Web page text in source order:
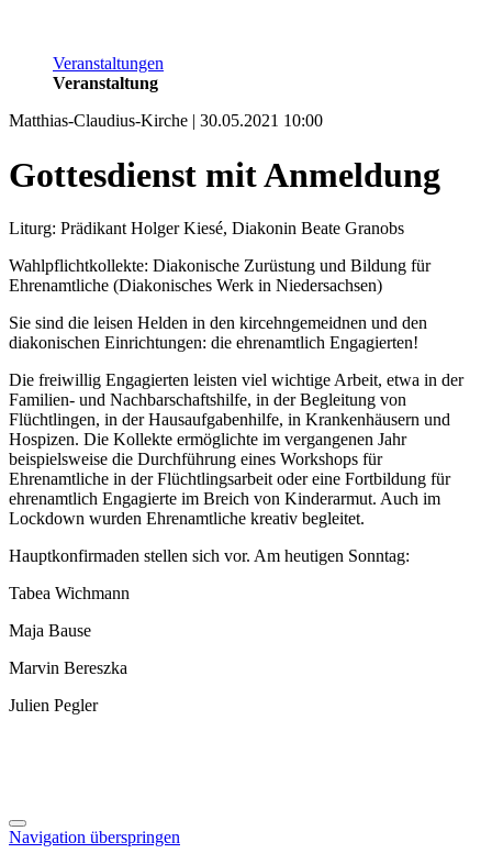
Veranstaltungen
Veranstaltung
Matthias-Claudius-Kirche | 30.05.2021 10:00
Gottesdienst mit Anmeldung
Liturg: Prädikant Holger Kiesé, Diakonin Beate Granobs
Wahlpflichtkollekte: Diakonische Zurüstung und Bildung für
Ehrenamtliche (Diakonisches Werk in Niedersachsen)
Sie sind die leisen Helden in den kircehngemeidnen und den
diakonischen Einrichtungen: die ehrenamtlich Engagierten!
Die freiwillig Engagierten leisten viel wichtige Arbeit, etwa in der
Familien- und Nachbarschaftshilfe, in der Begleitung von
Flüchtlingen, in der Hausaufgabenhilfe, in Krankenhäusern und
Hospizen. Die Kollekte ermöglichte im vergangenen Jahr
beispielsweise die Durchführung eines Workshops für
Ehrenamtliche in der Flüchtlingsarbeit oder eine Fortbildung für
ehrenamtlich Engagierte im Breich von Kinderarmut. Auch im
Lockdown wurden Ehrenamtliche kreativ begleitet.
Hauptkonfirmaden stellen sich vor. Am heutigen Sonntag:
Tabea Wichmann
Maja Bause
Marvin Bereszka
Julien Pegler
Navigation überspringen